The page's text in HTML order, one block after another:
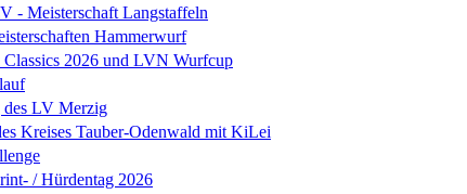
- Meisterschaft Langstaffeln
Hammerwurf
Classics 2026 und LVN Wurfcup
des LV Merzig
Kreises Tauber-Odenwald mit KiLei
/ Hürdentag 2026